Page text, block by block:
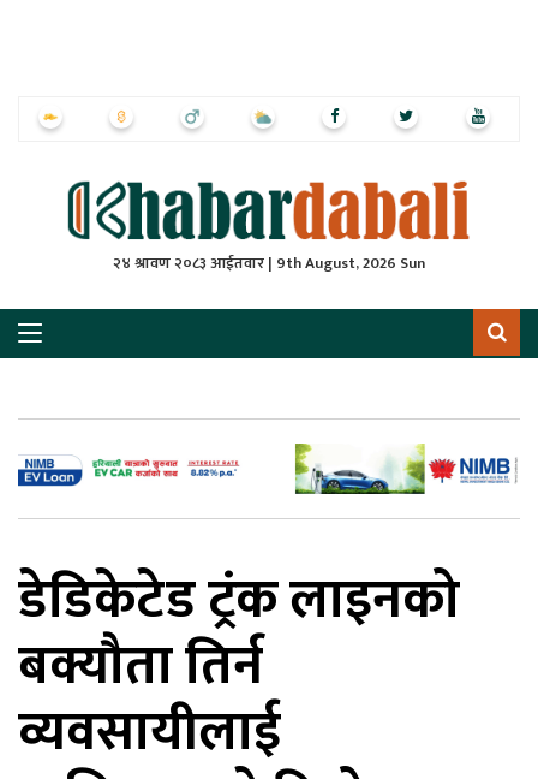
२४ श्रावण २०८३ आईतवार | 9th August, 2026 Sun
डेडिकेटेड ट्रंक लाइनको
बक्यौता तिर्न
व्यवसायीलाई